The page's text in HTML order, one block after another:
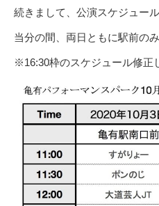
続きまして、公演スケジュー
当分の間、両日ともに駅前の
※16:30枠のスケジュール修正